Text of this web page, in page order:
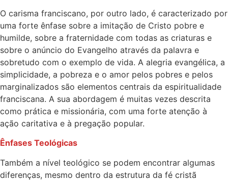
O carisma franciscano, por outro lado, é caracterizado por
uma forte ênfase sobre a imitação de Cristo pobre e
humilde, sobre a fraternidade com todas as criaturas e
sobre o anúncio do Evangelho através da palavra e
sobretudo com o exemplo de vida. A alegria evangélica, a
simplicidade, a pobreza e o amor pelos pobres e pelos
marginalizados são elementos centrais da espiritualidade
franciscana. A sua abordagem é muitas vezes descrita
como prática e missionária, com uma forte atenção à
ação caritativa e à pregação popular.
Ênfases Teológicas
Também a nível teológico se podem encontrar algumas
diferenças, mesmo dentro da estrutura da fé cristã